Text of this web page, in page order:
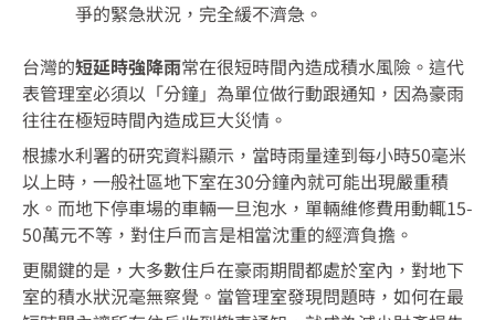
爭的緊急狀況，完全緩不濟急。
台灣的短延時強降雨常在很短時間內造成積水風險。這代
表管理室必須以「分鐘」為單位做行動跟通知，因為豪雨
往往在極短時間內造成巨大災情。
根據水利署的研究資料顯示，當時雨量達到每小時50毫米
以上時，一般社區地下室在30分鐘內就可能出現嚴重積
水。而地下停車場的車輛一旦泡水，單輛維修費用動輒15-
50萬元不等，對住戶而言是相當沈重的經濟負擔。
更關鍵的是，大多數住戶在豪雨期間都處於室內，對地下
室的積水狀況毫無察覺。當管理室發現問題時，如何在最